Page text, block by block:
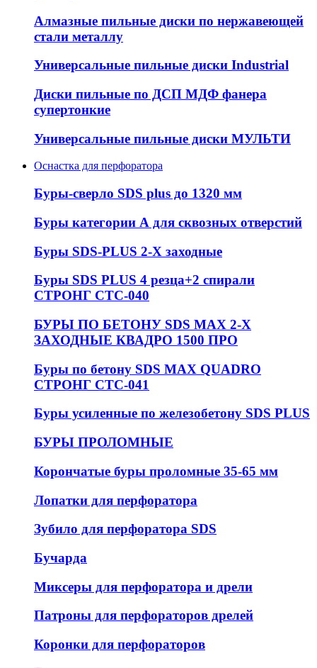
Алмазные пильные диски по нержавеющей
стали металлу
Универсальные пильные диски Industrial
Диски пильные по ДСП МДФ фанера
супертонкие
Универсальные пильные диски МУЛЬТИ
Оснастка для перфоратора
Буры-сверло SDS plus до 1320 мм
Буры категории А для сквозных отверстий
Буры SDS-PLUS 2-Х заходные
Буры SDS PLUS 4 резца+2 спирали
СТРОНГ СТС-040
БУРЫ ПО БЕТОНУ SDS MAX 2-Х
ЗАХОДНЫЕ КВАДРО 1500 ПРО
Буры по бетону SDS MAX QUADRO
СТРОНГ СТС-041
Буры усиленные по железобетону SDS PLUS
БУРЫ ПРОЛОМНЫЕ
Корончатые буры проломные 35-65 мм
Лопатки для перфоратора
Зубило для перфоратора SDS
Бучарда
Миксеры для перфоратора и дрели
Патроны для перфораторов дрелей
Коронки для перфораторов